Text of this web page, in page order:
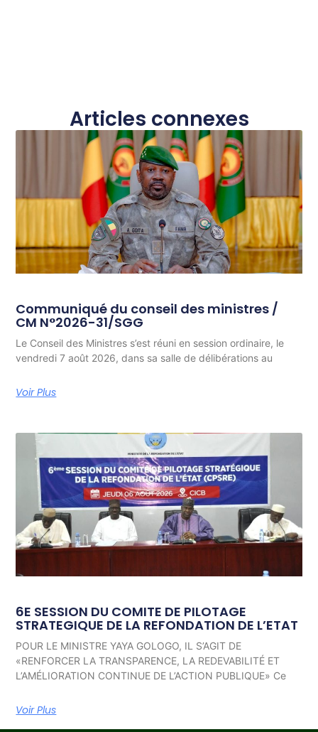
Articles connexes
Communiqué du conseil des ministres /
CM N°2026-31/SGG
Le Conseil des Ministres s’est réuni en session ordinaire, le
vendredi 7 août 2026, dans sa salle de délibérations au
Voir Plus
6E SESSION DU COMITE DE PILOTAGE
STRATEGIQUE DE LA REFONDATION DE L’ETAT
POUR LE MINISTRE YAYA GOLOGO, IL S’AGIT DE
«RENFORCER LA TRANSPARENCE, LA REDEVABILITÉ ET
L’AMÉLIORATION CONTINUE DE L’ACTION PUBLIQUE» Ce
Voir Plus